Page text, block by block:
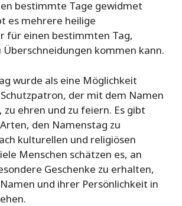
bestimmte Tage gewidmet
es mehrere heilige
für einen bestimmten Tag,
Überschneidungen kommen kann.
wurde als eine Möglichkeit
der mit dem Namen
ehren und zu feiern. Es gibt
den Namenstag zu
kulturellen und religiösen
Menschen schätzen es, an
Geschenke zu erhalten,
und ihrer Persönlichkeit in